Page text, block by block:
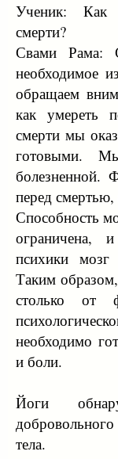
Ученик: Как
смерти?
Свами Рама:
необходимое
обращаем
как умереть
смерти мы
готовыми.
болезненной.
перед смертью,
Способность
ограничена,
психики
Таким
столько от
необходимо
и боли.
Йоги
тела.